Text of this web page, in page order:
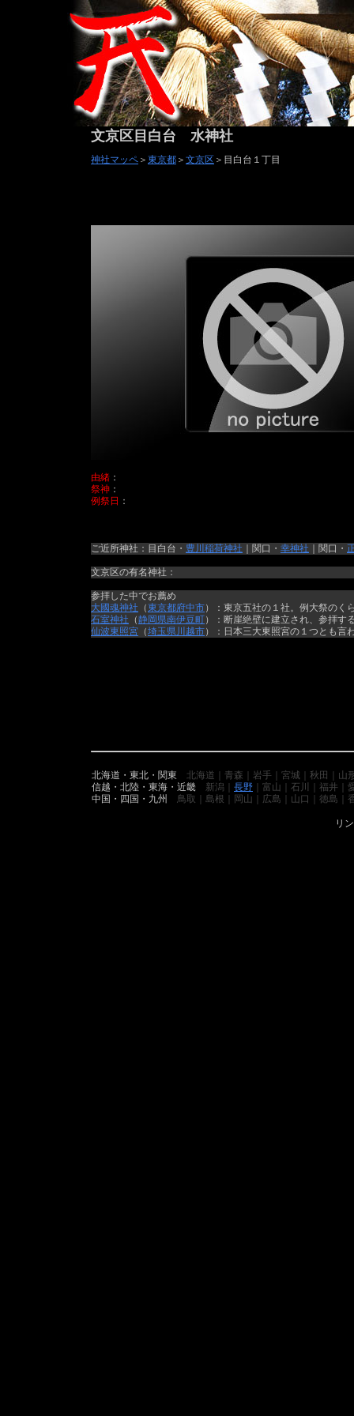
文京区目白台 水神社
神社マッペ ＞ 東京都 ＞ 文京区 ＞目白台１丁目
由緒 ：
祭神 ：
例祭日 ：
ご近所神社：目白台・ 豊川稲荷神社 ｜関口・ 幸神社 ｜関口・
文京区の有名神社：
参拝した中でお薦め
大國魂神社 （東京都府中市）：東京五社の１社。例大祭のく
石室神社 （静岡県南伊豆町）：断崖絶壁に建立され、参拝す
仙波東照宮 （埼玉県川越市）：日本三大東照宮の１つとも言
北海道・東北・関東 北海道｜青森｜岩手｜宮城｜秋田｜山
信越・北陸・東海・近畿 新潟｜ 長野 ｜富山｜石川｜福井｜
中国・四国・九州 鳥取｜島根｜岡山｜広島｜山口｜徳島｜
リ